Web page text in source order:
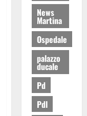
News
Martina
Ospedale
palazzo
ducale
Pd
Pdl